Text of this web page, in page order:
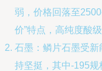
弱，价格回落至
价”特点，高纯度酸
石墨：鳞片石墨受
持坚挺，其中-195